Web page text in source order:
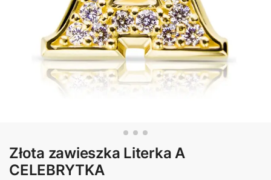
Złota zawieszka Literka A
CELEBRYTKA